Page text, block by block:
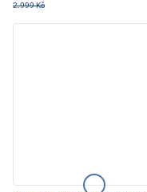
2.999 Kč